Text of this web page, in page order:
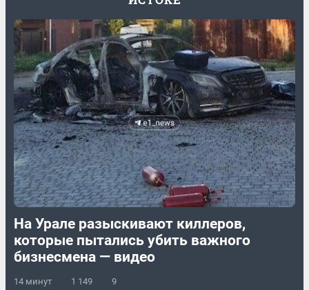
На Урале разыскивают киллеров,
которые пытались убить важного
бизнесмена — видео
14 минут 1 149 9